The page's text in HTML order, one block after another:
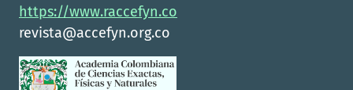
https://www.raccefyn.co
revista@accefyn.org.co